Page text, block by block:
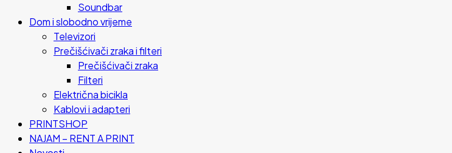
Soundbar
Dom i slobodno vrijeme
Televizori
Prečišćivači zraka i filteri
Prečišćivači zraka
Filteri
Električna bicikla
Kablovi i adapteri
PRINTSHOP
NAJAM – RENT A PRINT